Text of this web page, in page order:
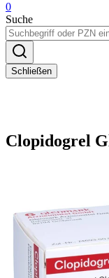
0
Suche
Schließen
Clopidogrel